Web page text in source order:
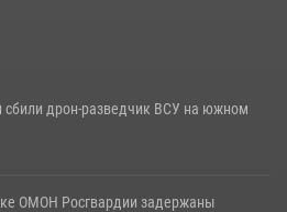
сбили дрон-разведчик ВСУ на южном
ОМОН Росгвардии задержаны